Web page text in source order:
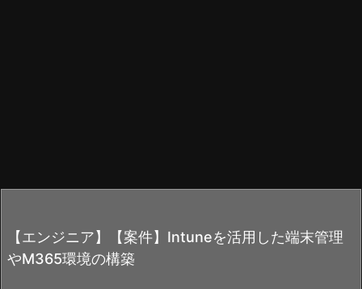
【エンジニア】【案件】Intuneを活用した端末管理
やM365環境の構築